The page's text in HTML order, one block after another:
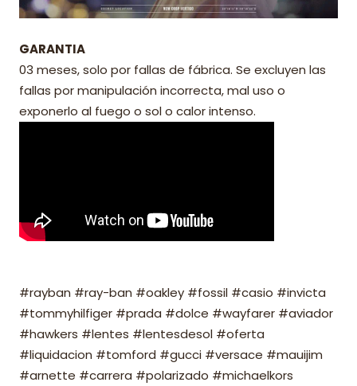
GARANTIA
03 meses, solo por fallas de fábrica. Se excluyen las
fallas por manipulación incorrecta, mal uso o
exponerlo al fuego o sol o calor intenso.
#rayban #ray-ban #oakley #fossil #casio #invicta
#tommyhilfiger #prada #dolce #wayfarer #aviador
#hawkers #lentes #lentesdesol #oferta
#liquidacion #tomford #gucci #versace #mauijim
#arnette #carrera #polarizado #michaelkors